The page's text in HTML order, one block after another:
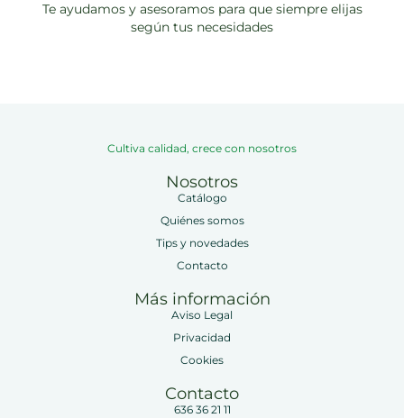
Te ayudamos y asesoramos para que siempre elijas
según tus necesidades
Cultiva calidad, crece con nosotros
Nosotros
Catálogo
Quiénes somos
Tips y novedades
Contacto
Más información
Aviso Legal
Privacidad
Cookies
Contacto
636 36 21 11